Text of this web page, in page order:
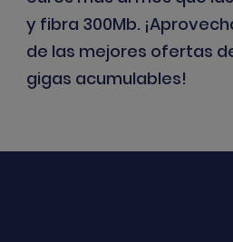
y fibra 300Mb.
de las mejores ofertas
gigas acumulables!